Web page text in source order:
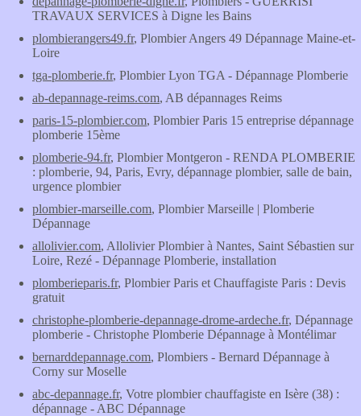
TRAVAUX SERVICES à Digne les Bains
plombierangers49.fr, Plombier Angers 49 Dépannage Maine-et-
Loire
tga-plomberie.fr, Plombier Lyon TGA - Dépannage Plomberie
ab-depannage-reims.com, AB dépannages Reims
paris-15-plombier.com, Plombier Paris 15 entreprise dépannage
plomberie 15ème
plomberie-94.fr, Plombier Montgeron - RENDA PLOMBERIE
: plomberie, 94, Paris, Evry, dépannage plombier, salle de bain,
urgence plombier
plombier-marseille.com, Plombier Marseille | Plomberie
Dépannage
allolivier.com, Allolivier Plombier à Nantes, Saint Sébastien sur
Loire, Rezé - Dépannage Plomberie, installation
plomberieparis.fr, Plombier Paris et Chauffagiste Paris : Devis
gratuit
christophe-plomberie-depannage-drome-ardeche.fr, Dépannage
plomberie - Christophe Plomberie Dépannage à Montélimar
bernarddepannage.com, Plombiers - Bernard Dépannage à
Corny sur Moselle
abc-depannage.fr, Votre plombier chauffagiste en Isère (38) :
dépannage - ABC Dépannage